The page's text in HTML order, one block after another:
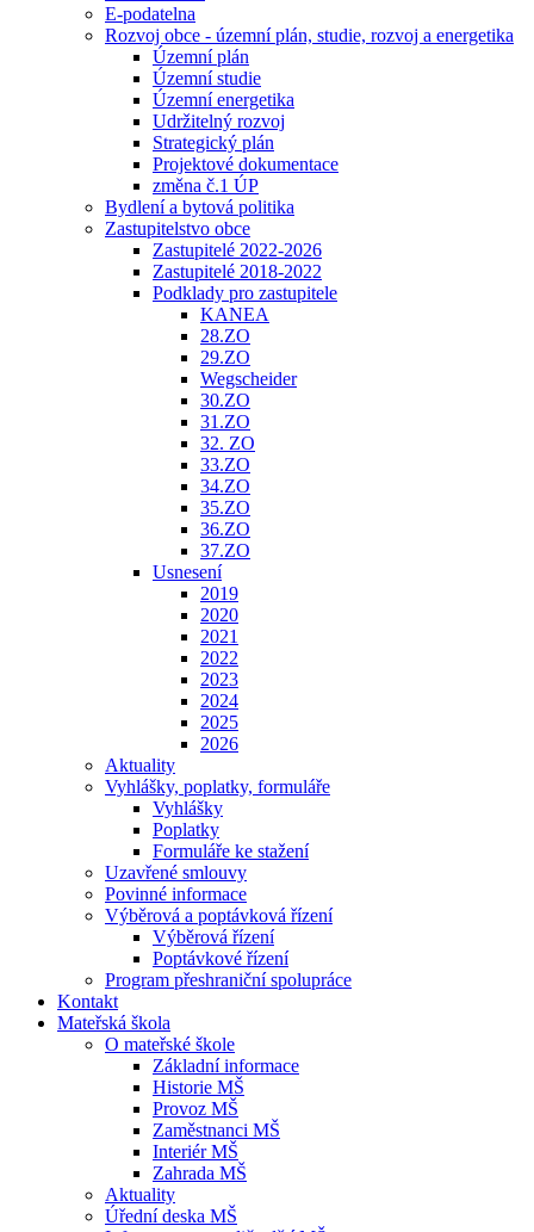
E-podatelna
Rozvoj obce - územní plán, studie, rozvoj a energetika
Územní plán
Územní studie
Územní energetika
Udržitelný rozvoj
Strategický plán
Projektové dokumentace
změna č.1 ÚP
Bydlení a bytová politika
Zastupitelstvo obce
Zastupitelé 2022-2026
Zastupitelé 2018-2022
Podklady pro zastupitele
KANEA
28.ZO
29.ZO
Wegscheider
30.ZO
31.ZO
32. ZO
33.ZO
34.ZO
35.ZO
36.ZO
37.ZO
Usnesení
2019
2020
2021
2022
2023
2024
2025
2026
Aktuality
Vyhlášky, poplatky, formuláře
Vyhlášky
Poplatky
Formuláře ke stažení
Uzavřené smlouvy
Povinné informace
Výběrová a poptávková řízení
Výběrová řízení
Poptávkové řízení
Program přeshraniční spolupráce
Kontakt
Mateřská škola
O mateřské škole
Základní informace
Historie MŠ
Provoz MŠ
Zaměstnanci MŠ
Interiér MŠ
Zahrada MŠ
Aktuality
Úřední deska MŠ